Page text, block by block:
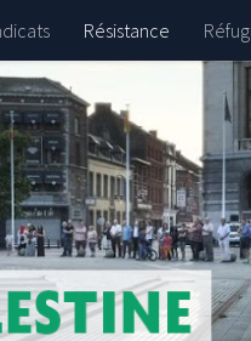
Résistance